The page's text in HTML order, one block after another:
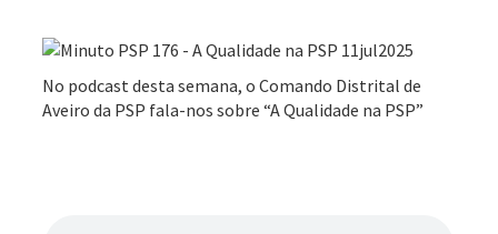
No podcast desta semana, o Comando Distrital de
Aveiro da PSP fala-nos sobre “A Qualidade na PSP”